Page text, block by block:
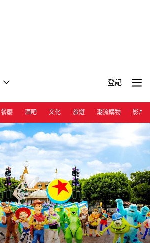
登記
餐廳 酒吧 文化 旅遊 潮流購物 影片